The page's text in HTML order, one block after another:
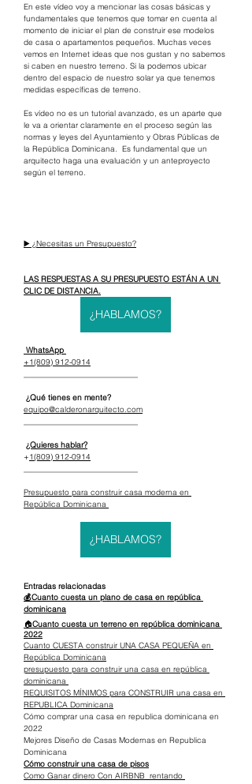
En este vídeo voy a mencionar las cosas básicas y
fundamentales que tenemos que tomar en cuenta al
momento de iniciar el plan de construir ese modelos
de casa o apartamentos pequeños. Muchas veces
vemos en Internet ideas que nos gustan y no sabemos
si caben en nuestro terreno. Si la podemos ubicar
dentro del espacio de nuestro solar ya que tenemos
medidas específicas de terreno.
Es vídeo no es un tutorial avanzado, es un aparte que
le va a orientar claramente en el proceso según las
normas y leyes del Ayuntamiento y Obras Públicas de
la República Dominicana.  Es fundamental que un
arquitecto haga una evaluación y un anteproyecto
según el terreno.
▶️ ¿Necesitas un Presupuesto?
LAS RESPUESTAS A SU PRESUPUESTO ESTÁN A UN
CLIC DE DISTANCIA.
¿HABLAMOS?
WhatsApp
+1(809) 912-0914
¿Qué tienes en mente?
equipo@calderonarquitecto.com
¿Quieres hablar?
+1(809) 912-0914
Presupuesto para construir casa moderna en
República Dominicana
¿HABLAMOS?
Entradas relacionadas
💰Cuanto cuesta un plano de casa en república
dominicana
🏠Cuanto cuesta un terreno en república dominicana
2022
Cuanto CUESTA construir UNA CASA PEQUEÑA en
República Dominicana
presupuesto para construir una casa en república
dominicana
REQUISITOS MÍNIMOS para CONSTRUIR una casa en
REPUBLICA Dominicana
Cómo comprar una casa en republica dominicana en
2022
Mejores Diseño de Casas Modernas en Republica
Dominicana
Cómo construir una casa de pisos
Como Ganar dinero Con AIRBNB  rentando